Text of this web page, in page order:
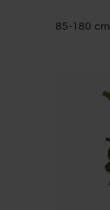
85-180 cm